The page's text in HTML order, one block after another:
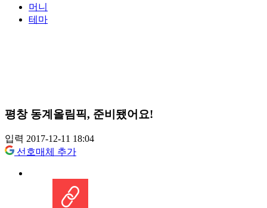
머니
테마
평창 동계올림픽, 준비됐어요!
입력 2017-12-11 18:04
선호매체 추가